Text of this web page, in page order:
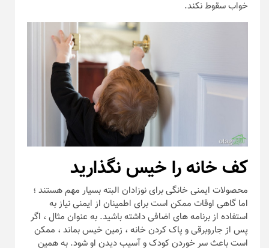
خواب سقوط نکند.
کف خانه را خیس نگذارید
محصولات ایمنی خانگی برای نوزادان البته بسیار مهم هستند ؛
اما گاهی اوقات ممکن است برای اطمینان از ایمنی نیاز به
استفاده از برنامه های اضافی داشته باشید. به عنوان مثال ، اگر
پس از جاروبرقی و پاک کردن خانه ، زمین خیس بماند ، ممکن
است باعث سر خوردن کودک و آسیب دیدن او شود. به همین